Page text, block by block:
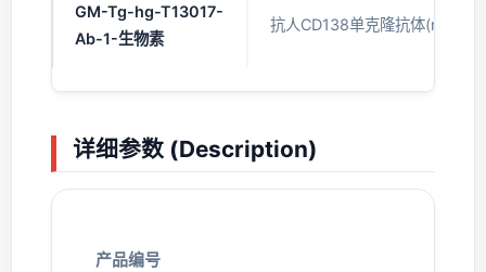
GM-Tg-hg-T13017-
Ab-1-生物素
抗人CD138单克隆抗体(mAb)(
详细参数 (Description)
产品编号